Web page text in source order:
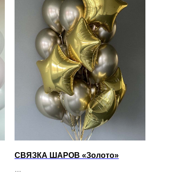
СВЯЗКА ШАРОВ «Золото»